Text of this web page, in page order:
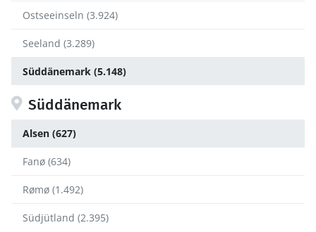
Ostseeinseln (3.924)
Seeland (3.289)
Süddänemark (5.148)
Süddänemark
Alsen (627)
Fanø (634)
Rømø (1.492)
Südjütland (2.395)